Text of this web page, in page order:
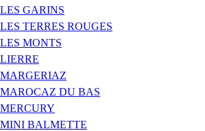
LES GARINS
LES TERRES ROUGES
LES MONTS
LIERRE
MARGERIAZ
MAROCAZ DU BAS
MERCURY
MINI BALMETTE